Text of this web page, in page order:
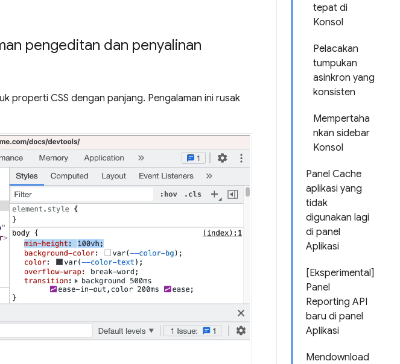
tepat di
Konsol
Pelacakan
tumpukan
asinkron yang
konsisten
Mempertaha
nkan sidebar
Konsol
Panel Cache
aplikasi yang
tidak
digunakan lagi
di panel
Aplikasi
[Eksperimental]
Panel
Reporting API
baru di panel
Aplikasi
Mendownload
pengeditan dan penyalinan
properti CSS dengan panjang. Pengalaman ini rusak